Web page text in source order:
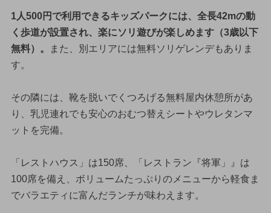
1人500円で利用できるキッズパークには、全長42mの動
く歩道が設置され、楽にソリ遊びが楽しめます（3歳以下
無料）。
また、別エリアには無料ソリゲレンデもありま
す。
その隣には、靴を脱いでくつろげる無料屋内休憩所があ
り、乳児連れでも安心のおむつ替えシートやウレタンマ
ットを完備。
「レストハウス」は150席、「レストラン『将軍」』は
100席を備え、ボリュームたっぷりのメニューから軽食ま
でバラエティに富んだランチが味わえます。